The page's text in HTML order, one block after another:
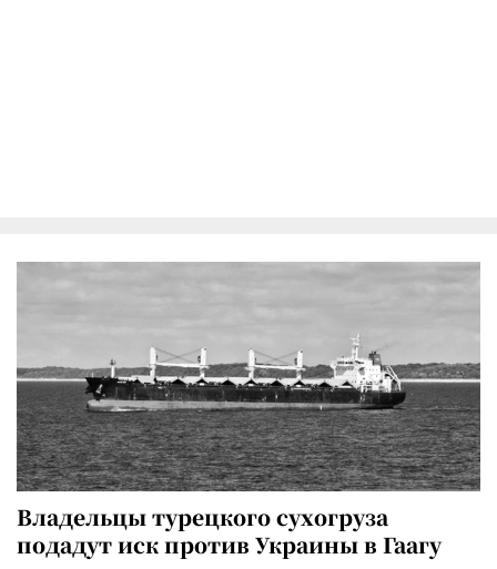
Владельцы турецкого сухогруза
подадут иск против Украины в Гаагу